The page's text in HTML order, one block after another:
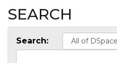
SEARCH
Search: